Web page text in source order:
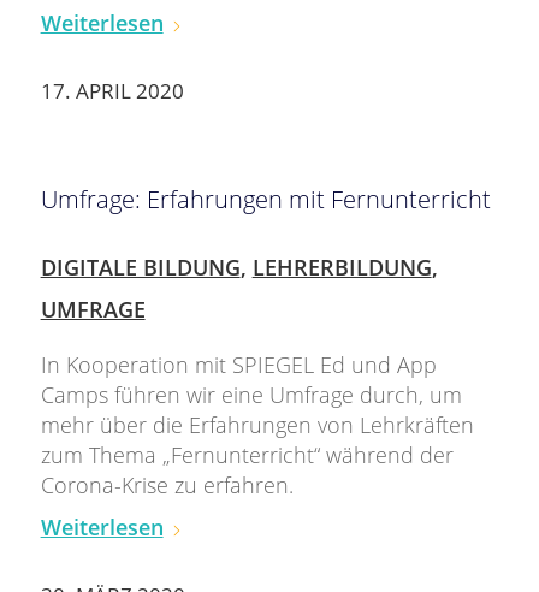
Weiterlesen
17. APRIL 2020
Umfrage: Erfahrungen mit Fernunterricht
DIGITALE BILDUNG, LEHRERBILDUNG,
UMFRAGE
In Kooperation mit SPIEGEL Ed und App
Camps führen wir eine Umfrage durch, um
mehr über die Erfahrungen von Lehrkräften
zum Thema „Fernunterricht“ während der
Corona-Krise zu erfahren.
Weiterlesen